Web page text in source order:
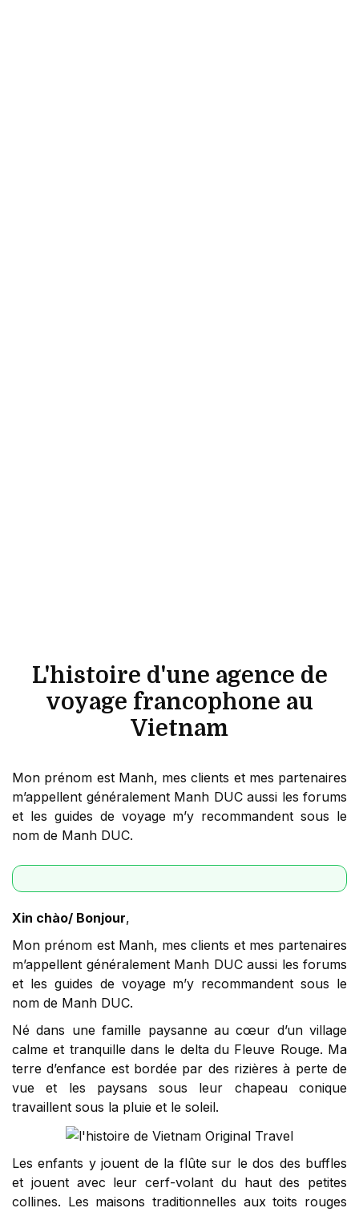
L'histoire d'une agence de
voyage francophone au
Vietnam
Mon prénom est Manh, mes clients et mes partenaires
m’appellent généralement Manh DUC aussi les forums
et les guides de voyage m’y recommandent sous le
nom de Manh DUC.
Xin chào/ Bonjour,
Mon prénom est Manh, mes clients et mes partenaires
m’appellent généralement Manh DUC aussi les forums
et les guides de voyage m’y recommandent sous le
nom de Manh DUC.
Né dans une famille paysanne au cœur d’un village
calme et tranquille dans le delta du Fleuve Rouge. Ma
terre d’enfance est bordée par des rizières à perte de
vue et les paysans sous leur chapeau conique
travaillent sous la pluie et le soleil.
Les enfants y jouent de la flûte sur le dos des buffles
et jouent avec leur cerf-volant du haut des petites
collines. Les maisons traditionnelles aux toits rouges